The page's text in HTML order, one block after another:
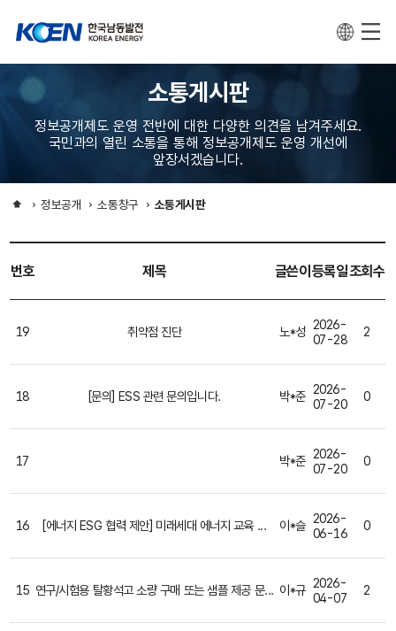
소통게시판
정보공개제도 운영 전반에 대한 다양한 의견을 남겨주세요.
국민과의 열린 소통을 통해 정보공개제도 운영 개선에
앞장서겠습니다.
정보공개 소통창구 소통게시판
번호 제목 글쓴이 등록일조회수
19 취약점 진단 노*성 2026-
07-28
2
18 [문의] ESS 관련 문의입니다. 박*준 2026-
07-20
0
17 박*준 2026-
07-20
0
16 [에너지 ESG 협력 제안] 미래세대 에너지 교육 ... 이*슬 2026-
06-16
0
15 연구/시험용 탈황석고 소량 구매 또는 샘플 제공 문... 이*규 2026-
04-07
2